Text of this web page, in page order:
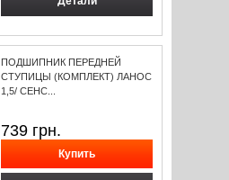
ПОДШИПНИК ПЕРЕДНЕЙ
СТУПИЦЫ (КОМПЛЕКТ) ЛАНОС
1,5/ СЕНС...
739 грн.